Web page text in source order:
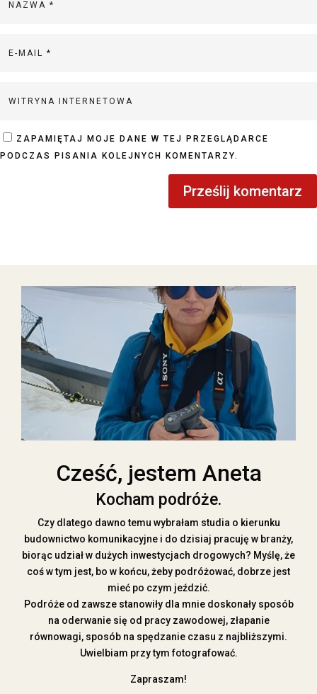
ZAPAMIĘTAJ MOJE DANE W TEJ PRZEGLĄDARCE
PODCZAS PISANIA KOLEJNYCH KOMENTARZY.
Prześlij komentarz
Cześć, jestem Aneta
Kocham podróże.
Czy dlatego dawno temu wybrałam studia o kierunku
budownictwo komunikacyjne i do dzisiaj pracuję w branży,
biorąc udział w dużych inwestycjach drogowych? Myślę, że
coś w tym jest, bo w końcu, żeby podróżować, dobrze jest
mieć po czym jeździć.
Podróże od zawsze stanowiły dla mnie doskonały sposób
na oderwanie się od pracy zawodowej, złapanie
równowagi, sposób na spędzanie czasu z najbliższymi.
Uwielbiam przy tym fotografować.
Zapraszam!